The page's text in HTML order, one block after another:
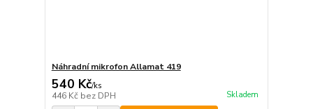
Náhradní mikrofon Allamat 419
540 Kč/ks
446 Kč bez DPH Skladem